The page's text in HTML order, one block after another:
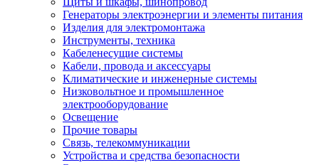
Генераторы электроэнергии и элементы питания
Изделия для электромонтажа
Инструменты, техника
Кабеленесущие системы
Кабели, провода и аксессуары
Климатические и инженерные системы
Низковольтное и промышленное
электрооборудование
Освещение
Прочие товары
Связь, телекоммуникации
Устройства и средства безопасности